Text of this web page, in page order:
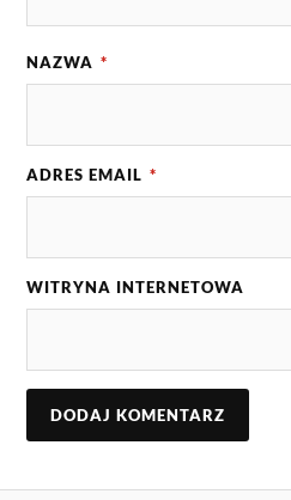
NAZWA *
ADRES EMAIL *
WITRYNA INTERNETOWA